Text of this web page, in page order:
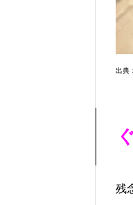
出典
残